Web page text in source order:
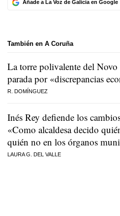
Añade a La Voz de Galicia en Google
También en A Coruña
La torre polivalente del Novo
parada por «discrepancias
R. DOMÍNGUEZ
Inés Rey defiende los
«Como alcaldesa decido
quién no en los órganos
LAURA G. DEL VALLE